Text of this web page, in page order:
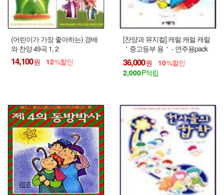
(어린이가 가장 좋아하는) 경배
와 찬양 49곡 1, 2
14,100 12
[찬양과 뮤지컬] 캐럴 캐럴 캐럴
＇중고등부 용＇ - 연주용pack
(악보10부 + 합창,반주CD1매)
36,000
10
2,000